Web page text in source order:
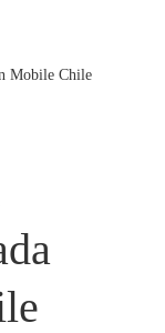
Mobile Chile